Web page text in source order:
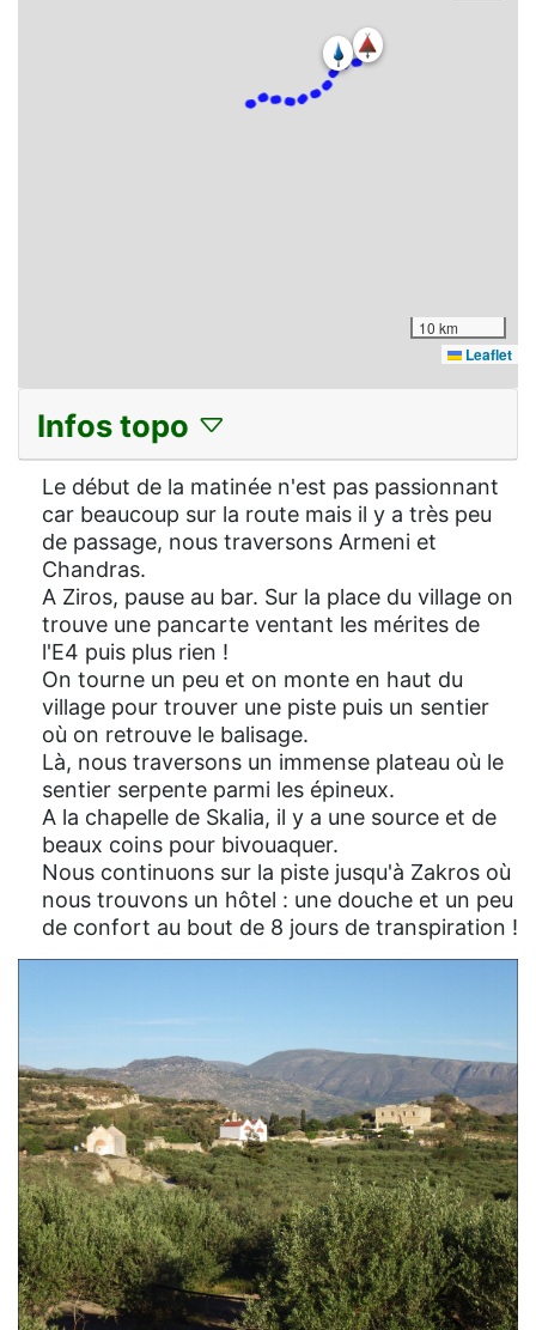
10 km
Leaflet
Infos topo
Le début de la matinée n'est pas passionnant
car beaucoup sur la route mais il y a très peu
de passage, nous traversons Armeni et
Chandras.
A Ziros, pause au bar. Sur la place du village on
trouve une pancarte ventant les mérites de
l'E4 puis plus rien !
On tourne un peu et on monte en haut du
village pour trouver une piste puis un sentier
où on retrouve le balisage.
Là, nous traversons un immense plateau où le
sentier serpente parmi les épineux.
A la chapelle de Skalia, il y a une source et de
beaux coins pour bivouaquer.
Nous continuons sur la piste jusqu'à Zakros où
nous trouvons un hôtel : une douche et un peu
de confort au bout de 8 jours de transpiration !